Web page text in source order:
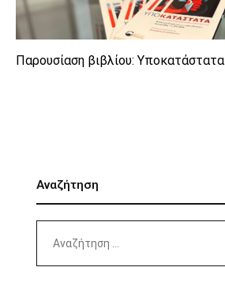
Παρουσίαση βιβλίου: Υποκατάστατα
Αναζήτηση